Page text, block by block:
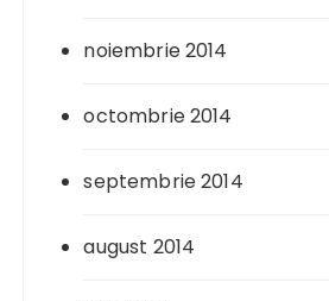
noiembrie 2014
octombrie 2014
septembrie 2014
august 2014